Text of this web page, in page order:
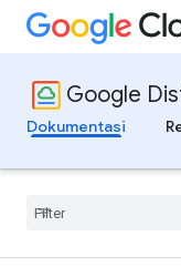
Google
Dokumentasi